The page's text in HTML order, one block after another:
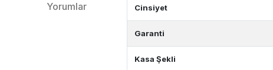
Yorumlar Cinsiyet
Garanti
Kasa Şekli